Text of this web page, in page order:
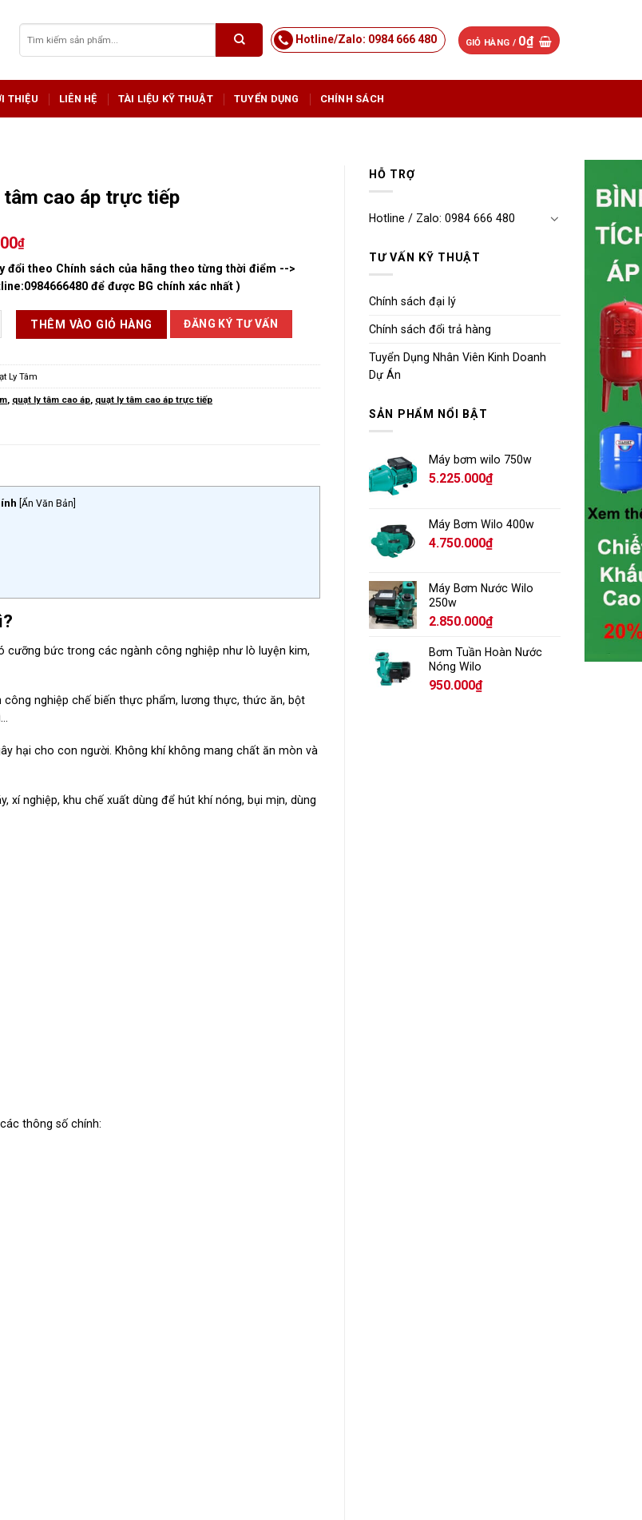
kiếm:
Hotline/Zalo: 0984 666 480 GIỎ HÀNG / 0₫
THIỆU LIÊN HỆ TÀI LIỆU KỸ THUẬT TUYỂN DỤNG CHÍNH SÁCH
HỖ TRỢ
Hotline / Zalo: 0984 666 480
TƯ VẤN KỸ THUẬT
Chính sách đại lý
Chính sách đổi trả hàng
Tuyển Dụng Nhân Viên Kinh Doanh
Dự Án
SẢN PHẨM NỔI BẬT
Máy bơm wilo 750w
5.225.000₫
Máy Bơm Wilo 400w
4.750.000₫
Máy Bơm Nước Wilo
250w
2.850.000₫
Bơm Tuần Hoàn Nước
Nóng Wilo
950.000₫
tâm cao áp trực tiếp
₫
đổi theo Chính sách của hãng theo từng thời điểm -->
0984666480 để được BG chính xác nhất )
áp trực tiếp số lượng
THÊM VÀO GIỎ HÀNG ĐĂNG KÝ TƯ VẤN
Ly Tâm
, quạt ly tâm cao áp, quạt ly tâm cao áp trực tiếp
Ẩn Văn Bản
bức trong các ngành công nghiệp như lò luyện kim,
nghiệp chế biến thực phẩm, lương thực, thức ăn, bột
hại cho con người. Không khí không mang chất ăn mòn và
nghiệp, khu chế xuất dùng để hút khí nóng, bụi mịn, dùng
thông số chính: